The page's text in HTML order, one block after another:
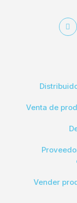
Venta de
Vender